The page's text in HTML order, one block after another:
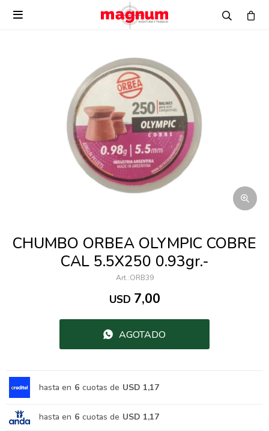

CHUMBO ORBEA OLYMPIC COBRE
CAL 5.5X250 0.93gr.-
ORB39
USD 7,00
AGOTADO
hasta en 6 cuotas de USD 1,17
hasta en 6 cuotas de USD 1,17